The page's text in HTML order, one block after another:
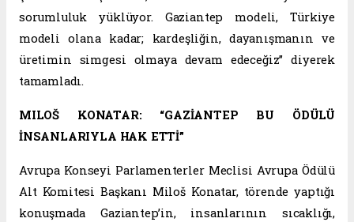
sorumluluk yüklüyor. Gaziantep modeli, Türkiye
modeli olana kadar; kardeşliğin, dayanışmanın ve
üretimin simgesi olmaya devam edeceğiz” diyerek
tamamladı.
MILOŠ KONATAR: “GAZİANTEP BU ÖDÜLÜ
İNSANLARIYLA HAK ETTİ”
Avrupa Konseyi Parlamenterler Meclisi Avrupa Ödülü
Alt Komitesi Başkanı Miloš Konatar, törende yaptığı
konuşmada Gaziantep’in, insanlarının sıcaklığı,